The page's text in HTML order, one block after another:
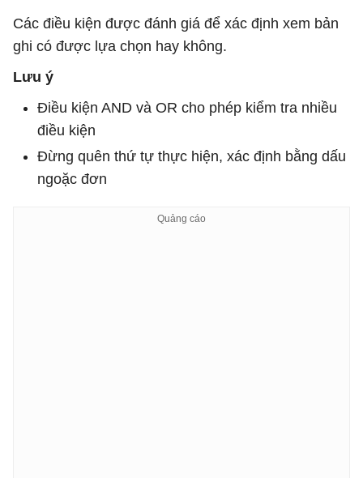
Các điều kiện được đánh giá để xác định xem bản
ghi có được lựa chọn hay không.
Lưu ý
Điều kiện AND và OR cho phép kiểm tra nhiều
điều kiện
Đừng quên thứ tự thực hiện, xác định bằng dấu
ngoặc đơn